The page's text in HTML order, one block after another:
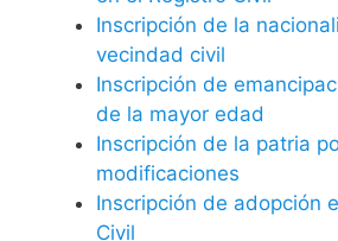
Inscripción de la
vecindad civil
Inscripción de
de la mayor edad
Inscripción de la patria
modificaciones
Inscripción de adopción
Civil